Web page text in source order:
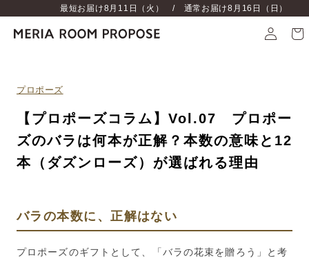
最短お届け8月11日（火） / 通常お届け8月16日（日）
プロポーズ
【プロポーズコラム】Vol.07 プロポー
ズのバラは何本が正解？本数の意味と12
本（ダズンローズ）が選ばれる理由
バラの本数に、正解はない
プロポーズのギフトとして、「バラの花束を贈ろう」と考